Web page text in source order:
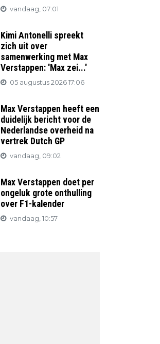
vandaag, 07:01
Kimi Antonelli spreekt
zich uit over
samenwerking met Max
Verstappen: 'Max zei...'
05 augustus 2026 17:06
Max Verstappen heeft een
duidelijk bericht voor de
Nederlandse overheid na
vertrek Dutch GP
vandaag, 09:02
Max Verstappen doet per
ongeluk grote onthulling
over F1-kalender
vandaag, 10:57